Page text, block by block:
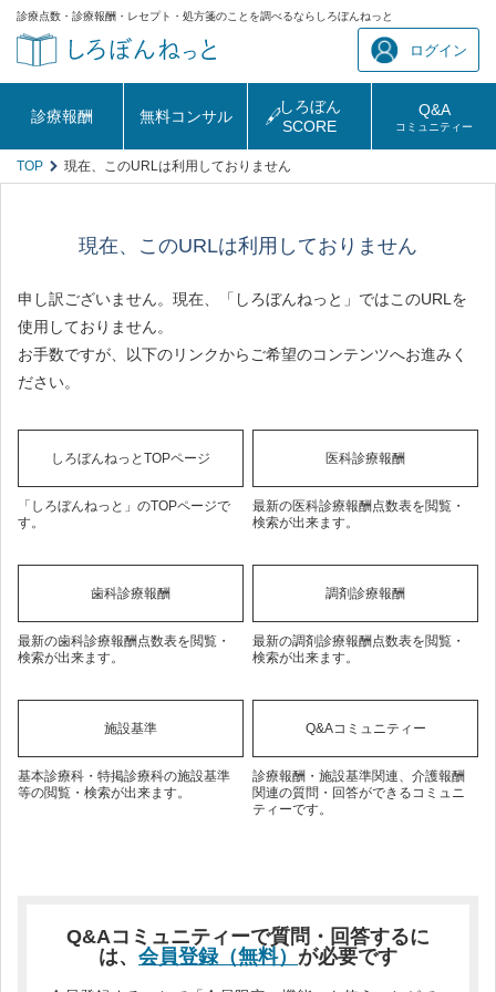
診療点数・診療報酬・レセプト・処方箋のことを調べるならしろぼんねっと
ログイン
診療報酬 無料コンサル
しろぼん
SCORE
Q&A
コミュニティー
TOP 現在、このURLは利用しておりません
現在、このURLは利用しておりません
申し訳ございません。現在、「しろぼんねっと」ではこのURLを
使用しておりません。
お手数ですが、以下のリンクからご希望のコンテンツへお進みく
ださい。
しろぼんねっとTOPページ
「しろぼんねっと」のTOPページで
す。
医科診療報酬
最新の医科診療報酬点数表を閲覧・
検索が出来ます。
歯科診療報酬
最新の歯科診療報酬点数表を閲覧・
検索が出来ます。
調剤診療報酬
最新の調剤診療報酬点数表を閲覧・
検索が出来ます。
施設基準
基本診療科・特掲診療科の施設基準
等の閲覧・検索が出来ます。
Q&Aコミュニティー
診療報酬・施設基準関連、介護報酬
関連の質問・回答ができるコミュニ
ティーです。
Q&Aコミュニティーで質問・回答するに
は、 会員登録（無料） が必要です